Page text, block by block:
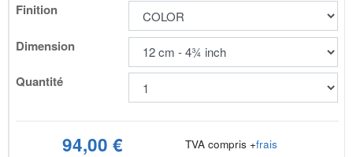
Finition
Dimension
Quantité
94,00 € TVA compris +frais